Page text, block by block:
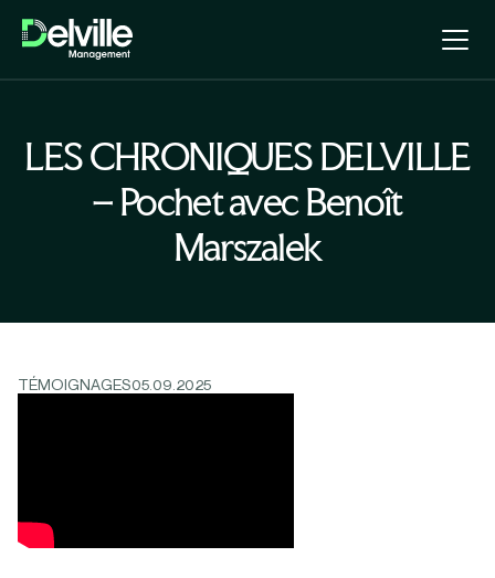
LES CHRONIQUES DELVILLE
– Pochet avec Benoît
Marszalek
TÉMOIGNAGES05.09.2025